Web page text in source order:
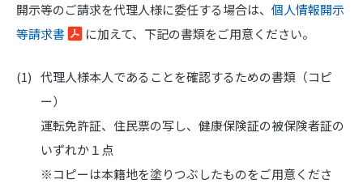
開示等のご請求を代理人様に委任する場合は、 個人情報開示
等請求書
に加えて、下記の書類をご用意ください。
代理人様本人であることを確認するための書類（コピ
ー）
運転免許証、住民票の写し、健康保険証の被保険者証の
いずれか１点
※コピーは本籍地を塗りつぶしたものをご用意くださ